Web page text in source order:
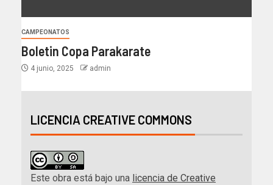
CAMPEONATOS
Boletin Copa Parakarate
4 junio, 2025 admin
LICENCIA CREATIVE COMMONS
Este obra está bajo una licencia de Creative